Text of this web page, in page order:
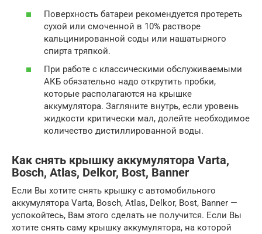
Поверхность батареи рекомендуется протереть
сухой или смоченной в 10% растворе
кальцинированной соды или нашатырного
спирта тряпкой.
При работе с классическими обслуживаемыми
АКБ обязательно надо открутить пробки,
которые располагаются на крышке
аккумулятора. Загляните внутрь, если уровень
жидкости критически мал, долейте необходимое
количество дистиллированной воды.
Как снять крышку аккумулятора Varta,
Bosch, Atlas, Delkor, Bost, Banner
Если Вы хотите снять крышку с автомобильного
аккумулятора Varta, Bosch, Atlas, Delkor, Bost, Banner —
успокойтесь, Вам этого сделать не получится. Если Вы
хотите снять саму крышку аккумулятора, на которой